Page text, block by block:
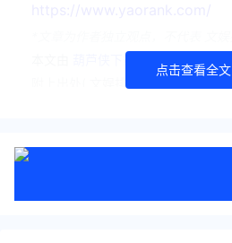
附上出处( 文娱排行榜 )及本页链接。
点击查看全文